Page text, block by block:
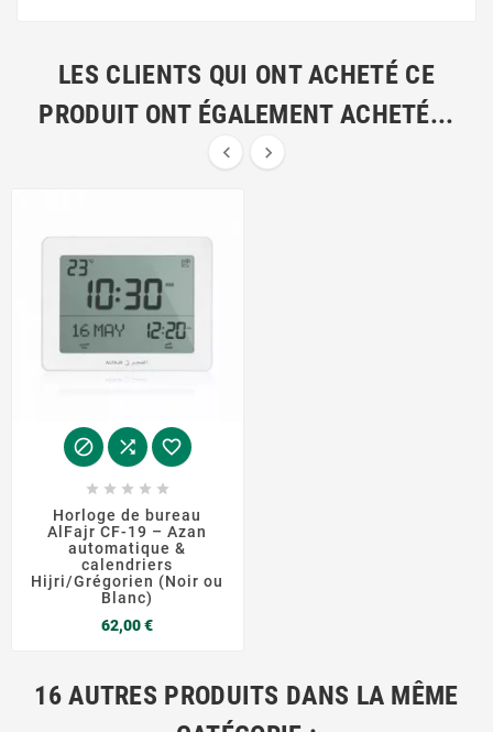
LES CLIENTS QUI ONT ACHETÉ CE
PRODUIT ONT ÉGALEMENT ACHETÉ...
 
  
    
Horloge de bureau
AlFajr CF-19 – Azan
automatique &
calendriers
Hijri/Grégorien (Noir ou
Blanc)
62,00 €Prix
16 AUTRES PRODUITS DANS LA MÊME